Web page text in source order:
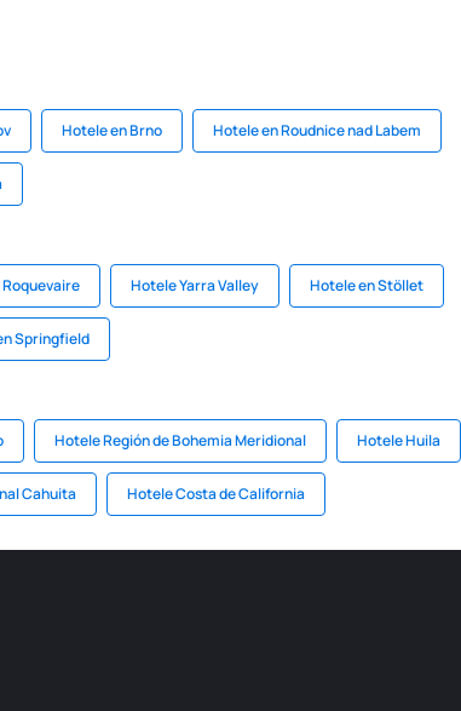
Hotele en Brno Hotele en Roudnice nad Labem
Hotele Yarra Valley Hotele en Stöllet
Springfield
Hotele Región de Bohemia Meridional Hotele Huila
Cahuita Hotele Costa de California